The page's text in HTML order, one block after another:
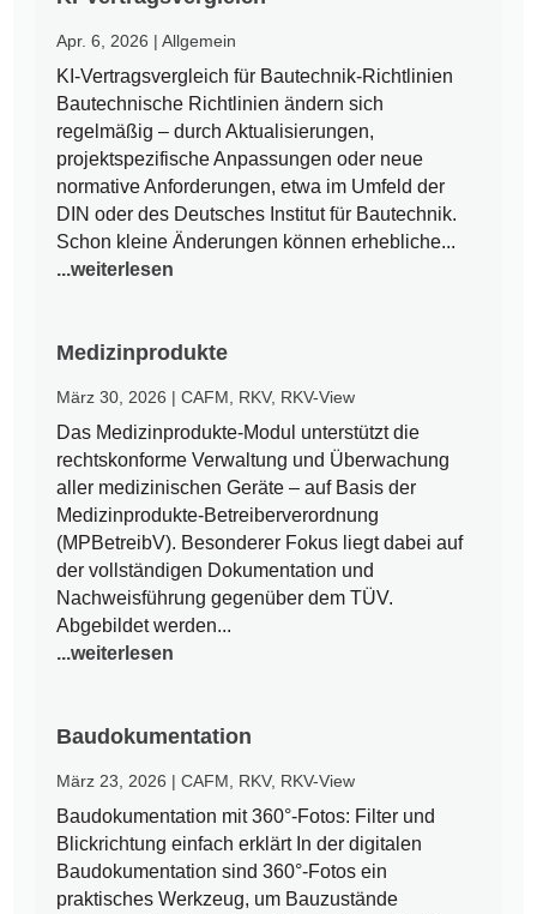
Apr. 6, 2026 |Allgemein
KI-Vertragsvergleich für Bautechnik-Richtlinien
Bautechnische Richtlinien ändern sich
regelmäßig – durch Aktualisierungen,
projektspezifische Anpassungen oder neue
normative Anforderungen, etwa im Umfeld der
DIN oder des Deutsches Institut für Bautechnik.
Schon kleine Änderungen können erhebliche...
...weiterlesen
Medizinprodukte
März 30, 2026 |CAFM RKV, RKV-View
Das Medizinprodukte-Modul unterstützt die
rechtskonforme Verwaltung und Überwachung
aller medizinischen Geräte – auf Basis der
Medizinprodukte-Betreiberverordnung
(MPBetreibV). Besonderer Fokus liegt dabei auf
der vollständigen Dokumentation und
Nachweisführung gegenüber dem TÜV.
Abgebildet werden...
...weiterlesen
Baudokumentation
März 23, 2026 |CAFM RKV, RKV-View
Baudokumentation mit 360°-Fotos: Filter und
Blickrichtung einfach erklärt In der digitalen
Baudokumentation sind 360°-Fotos ein
praktisches Werkzeug, um Bauzustände